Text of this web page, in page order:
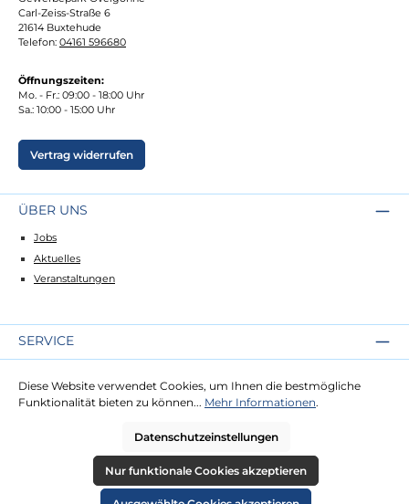
Carl-Zeiss-Straße 6
21614 Buxtehude
Telefon: 04161 596680
Öffnungszeiten:
Mo. - Fr.: 09:00 - 18:00 Uhr
Sa.: 10:00 - 15:00 Uhr
Vertrag widerrufen
ÜBER UNS
Jobs
Aktuelles
Veranstaltungen
SERVICE
Lieferung
Zahlung
RECHTLICHES
Diese Website verwendet Cookies, um Ihnen die bestmögliche
Funktionalität bieten zu können... Mehr Informationen.
Datenschutzeinstellungen
Nur funktionale Cookies akzeptieren